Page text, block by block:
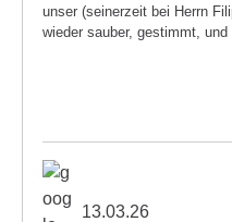
unser (seinerzeit bei Herrn
wieder sauber, gestimmt,
13.03.26